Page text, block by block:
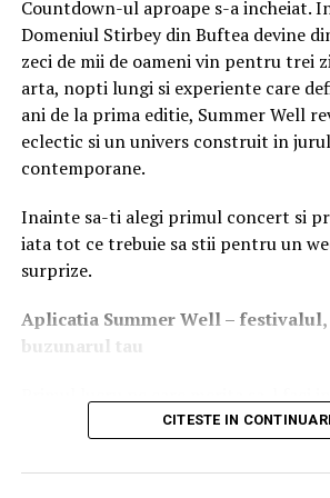
starea în care se află bateria
exemplu.
“Canicula pune o presiune destul de
bateriei, cu atât mai mult cu cât
suprasolicitată de încărcarea
media player-elor.”
Filtrul de aer trebuie înlocuit anual,
condiționat trebuie verificat periodic,
doi ani. Ținând cont de aceste sfaturi,
ceilalți pasageri și animalele de
de o temperatură confortabilă în
esențială
Countdown-ul aproape s-a incheiat.
Domeniul Stirbey din Buftea devine
zeci de mii de oameni vin pentru trei
arta, nopti lungi si experiente care
ani de la prima editie, Summer Well
eclectic si un univers construit in
contemporane.
Inainte sa-ti alegi primul concert si
iata tot ce trebuie sa stii pentru un
surprize.
Aplicatia Summer Well–
buzunarul tau
este sa descarci aplicatia Summer
CITESTE IN